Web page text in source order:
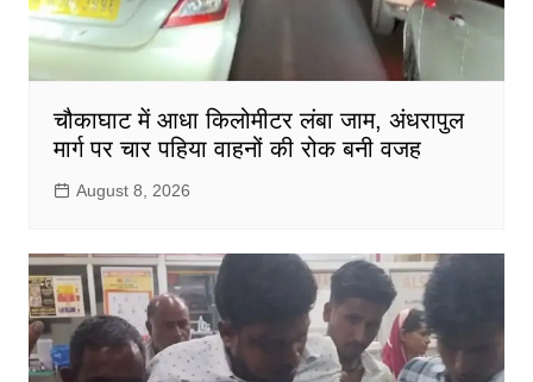
चौकाघाट में आधा किलोमीटर लंबा जाम, अंधरापुल
मार्ग पर चार पहिया वाहनों की रोक बनी वजह
August 8, 2026